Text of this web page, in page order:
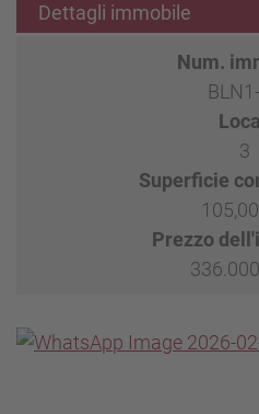
Dettagli immobile
Num.
3
Superficie
Prezzo